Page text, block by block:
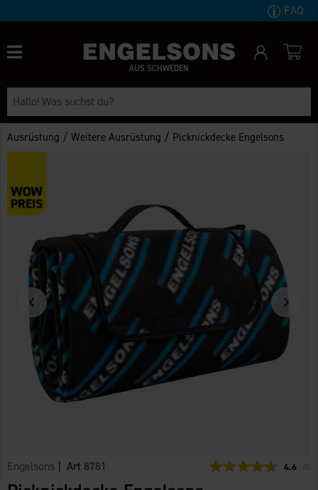
FAQ
AUS SCHWEDEN
Ausrüstung /Weitere Ausrüstung / Picknickdecke Engelsons
Engelsons | Art 8781 4.6 5